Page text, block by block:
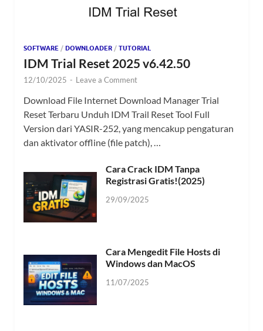
SOFTWARE / DOWNLOADER / TUTORIAL
IDM Trial Reset 2025 v6.42.50
12/10/2025 - Leave a Comment
Download File Internet Download Manager Trial
Reset Terbaru Unduh IDM Trail Reset Tool Full
Version dari YASIR-252, yang mencakup pengaturan
dan aktivator offline (file patch), …
Cara Crack IDM Tanpa
Registrasi Gratis!(2025)
29/09/2025
Cara Mengedit File Hosts di
Windows dan MacOS
11/07/2025